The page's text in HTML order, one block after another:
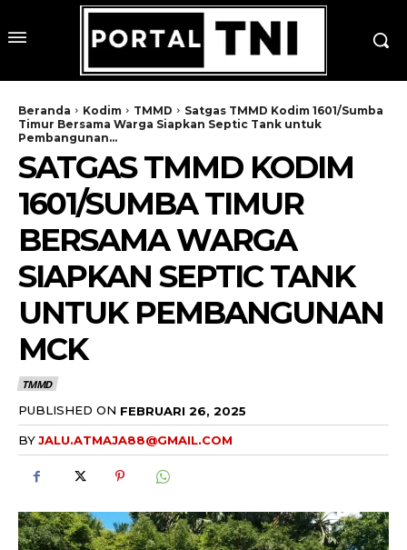
Beranda Kodim TMMD
Satgas TMMD Kodim 1601/Sumba
Timur Bersama Warga Siapkan Septic Tank untuk
Pembangunan...
SATGAS TMMD KODIM
1601/SUMBA TIMUR
BERSAMA WARGA
SIAPKAN SEPTIC TANK
UNTUK PEMBANGUNAN
MCK
TMMD
PUBLISHED ON FEBRUARI 26, 2025
BYJALU.ATMAJA88@GMAIL.COM